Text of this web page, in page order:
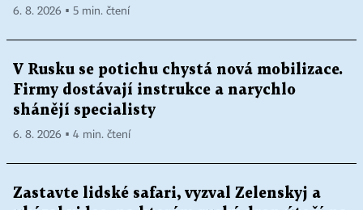
6. 8. 2026 ▪ 5 min. čtení
V Rusku se potichu chystá nová mobilizace.
Firmy dostávají instrukce a narychlo
shánějí specialisty
6. 8. 2026 ▪ 4 min. čtení
Zastavte lidské safari, vyzval Zelenskyj a